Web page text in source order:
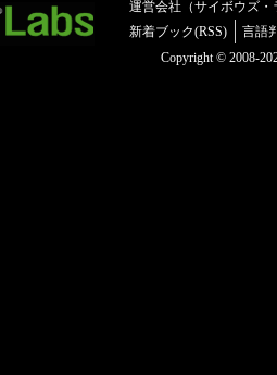
運営会社（サイボウズ・
新着ブック(RSS)
言語
Copyright © 2008-